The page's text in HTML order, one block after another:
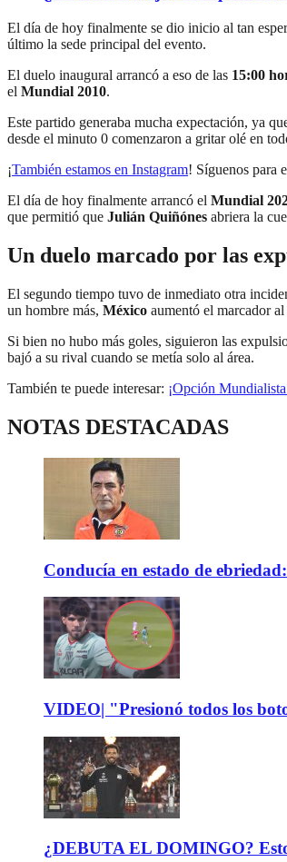
El día de hoy finalmente se dio inicio al tan
último la sede principal del evento.
El duelo inaugural arrancó a eso de las 15:00
el Mundial 2010.
Este partido generaba mucha expectación, ya
desde el minuto 0 comenzaron a gritar olé en
¡También estamos en Instagram! Síguenos para
El día de hoy finalmente arrancó el Mundial
que permitió que Julián Quiñónes abriera la
Un duelo marcado por las
El segundo tiempo tuvo de inmediato otra
un hombre más, México aumentó el marcador al
Si bien no hubo más goles, siguieron las
bajó a su rival cuando se metía solo al área.
También te puede interesar: ¡Opción
NOTAS DESTACADAS
Conducía en estado de
VIDEO| "Presionó todos los
¿DEBUTA EL DOMINGO?